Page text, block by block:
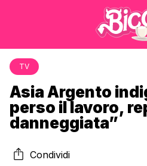
TV
Asia Argento
perso il lavoro,
danneggiata”
Condividi